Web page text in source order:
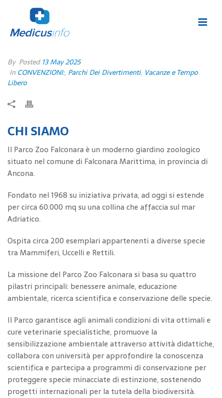
By Posted13 May 2025
InCONVENZIONI:, Parchi Dei Divertimenti, Vacanze e Tempo
Libero
CHI SIAMO
Il Parco Zoo Falconara è un moderno giardino zoologico
situato nel comune di Falconara Marittima, in provincia di
Ancona.
Fondato nel 1968 su iniziativa privata, ad oggi si estende
per circa 60.000 mq su una collina che affaccia sul mar
Adriatico.
Ospita circa 200 esemplari appartenenti a diverse specie
tra Mammiferi, Uccelli e Rettili.
La missione del Parco Zoo Falconara si basa su quattro
pilastri principali: benessere animale, educazione
ambientale, ricerca scientifica e conservazione delle specie.
Il Parco garantisce agli animali condizioni di vita ottimali e
cure veterinarie specialistiche, promuove la
sensibilizzazione ambientale attraverso attività didattiche,
collabora con università per approfondire la conoscenza
scientifica e partecipa a programmi di conservazione per
proteggere specie minacciate di estinzione, sostenendo
progetti internazionali per la tutela della biodiversità.